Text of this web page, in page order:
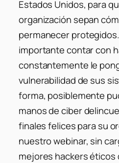
Estados Unidos, para
organización sepan
permanecer
importante contar con
constantemente le
vulnerabilidad de sus
forma, posiblemente
manos de ciber
finales felices para su
nuestro webinar, sin
mejores hackers éticos